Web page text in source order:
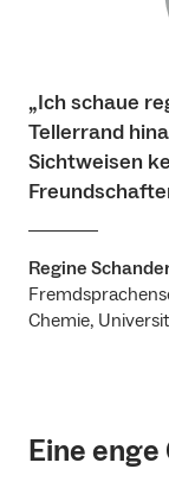
„Ich schaue
Tellerrand
Sichtweisen
Regine
Chemie,
Eine